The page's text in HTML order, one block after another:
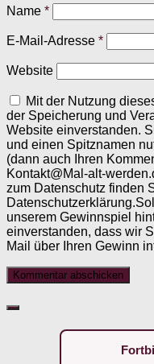
Name *
E-Mail-Adresse *
Website
Mit der Nutzung
der Speicherung und
Website einverstanden.
und einen Spitznamen
(dann auch Ihren
Kontakt@Mal-alt-
zum Datenschutz finden
unserem Gewinnspiel
einverstanden, dass wir
Mail über Ihren Gewinn